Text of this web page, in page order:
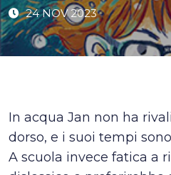
24 NOV 2023
In acqua Jan non ha
dorso, e i suoi tempi
A scuola invece fatica a